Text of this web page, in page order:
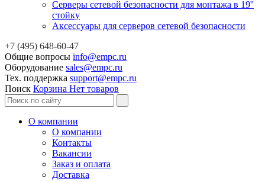
Серверы сетевой безопасности для монтажа в 19''
стойку
Аксессуары для серверов сетевой безопасности
+7 (495) 648-60-47
Общие вопросы info@empc.ru
Оборудование sales@empc.ru
Тех. поддержка support@empc.ru
Поиск Корзина Нет товаров
О компании
О компании
Контакты
Вакансии
Заказ и оплата
Доставка